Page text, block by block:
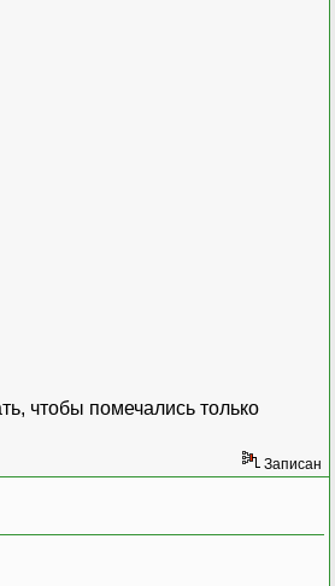
чтобы помечались только
Записан